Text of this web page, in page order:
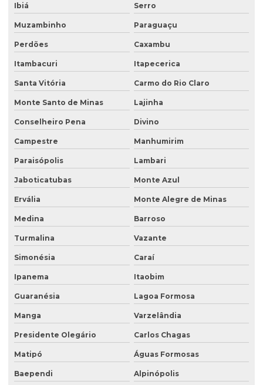
Perfuração de poço de monitoramento
Plano de monitoramento de efluentes
Plano de recuperação de área degradada
Plano de recuperação de área degradada pela mineração
Poço de monitoramento
Poço de monitoramento afogado
Poço de monitoramento de água subterrânea
Poço de monitoramento ambiental
Poço de monitoramento de lençol freático
Poço de monitoramento multinível
Poço de monitoramento posto de combustível
Programa de monitoramento de efluentes líquidos
Projeto recuperação de área degradada
Projeto de recuperação de área degradada prad
Recuperação de área degradada por garimpo
Recuperação de área degradada pela agricultura
Ibiá Serro
Muzambinho Paraguaçu
Perdões Caxambu
Itambacuri Itapecerica
Santa Vitória Carmo do Rio Claro
Monte Santo de Minas Lajinha
Conselheiro Pena Divino
Campestre Manhumirim
Paraisópolis Lambari
Jaboticatubas Monte Azul
Ervália Monte Alegre de Minas
Medina Barroso
Turmalina Vazante
Simonésia Caraí
Ipanema Itaobim
Guaranésia Lagoa Formosa
Manga Varzelândia
Presidente Olegário Carlos Chagas
Matipó Águas Formosas
Baependi Alpinópolis